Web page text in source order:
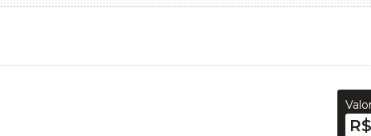
Apartamento (33)
Área (2)
Apartamento (6)Chacara Terra Brasil (1)
Condominio Morada da Fronteira (1)
Documentos